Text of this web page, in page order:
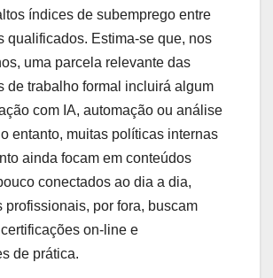
índices de subemprego entre
qualificados. Estima-se que, nos
uma parcela relevante das
de trabalho formal incluirá algum
com IA, automação ou análise
entanto, muitas políticas internas
ainda focam em conteúdos
conectados ao dia a dia,
profissionais, por fora, buscam
on-line e
de prática.